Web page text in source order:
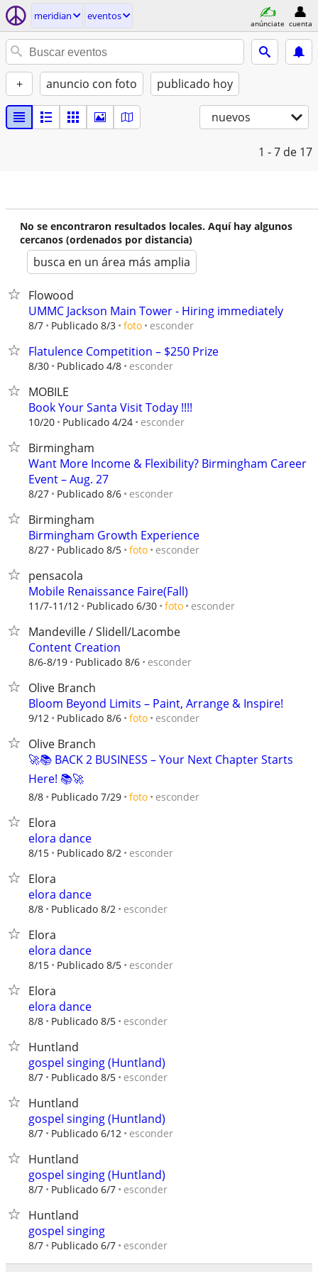
meridian eventos
anúnciate cuenta
+ anuncio con foto publicado hoy
nuevos
1 - 7 de 17
No se encontraron resultados locales. Aquí hay algunos
cercanos (ordenados por distancia)
busca en un área más amplia
Flowood
UMMC Jackson Main Tower - Hiring immediately
8/7 Publicado 8/3 foto esconder
Flatulence Competition – $250 Prize
8/30 Publicado 4/8 esconder
MOBILE
Book Your Santa Visit Today !!!!
10/20 Publicado 4/24 esconder
Birmingham
Want More Income & Flexibility? Birmingham Career
Event – Aug. 27
8/27 Publicado 8/6 esconder
Birmingham
Birmingham Growth Experience
8/27 Publicado 8/5 foto esconder
pensacola
Mobile Renaissance Faire(Fall)
11/7-11/12 Publicado 6/30 foto esconder
Mandeville / Slidell/Lacombe
Content Creation
8/6-8/19 Publicado 8/6 esconder
Olive Branch
Bloom Beyond Limits – Paint, Arrange & Inspire!
9/12 Publicado 8/6 foto esconder
Olive Branch
🚀📚 BACK 2 BUSINESS – Your Next Chapter Starts
Here! 📚🚀
8/8 Publicado 7/29 foto esconder
Elora
elora dance
8/15 Publicado 8/2 esconder
Elora
elora dance
8/8 Publicado 8/2 esconder
Elora
elora dance
8/15 Publicado 8/5 esconder
Elora
elora dance
8/8 Publicado 8/5 esconder
Huntland
gospel singing (Huntland)
8/7 Publicado 8/5 esconder
Huntland
gospel singing (Huntland)
8/7 Publicado 6/12 esconder
Huntland
gospel singing (Huntland)
8/7 Publicado 6/7 esconder
Huntland
gospel singing
8/7 Publicado 6/7 esconder